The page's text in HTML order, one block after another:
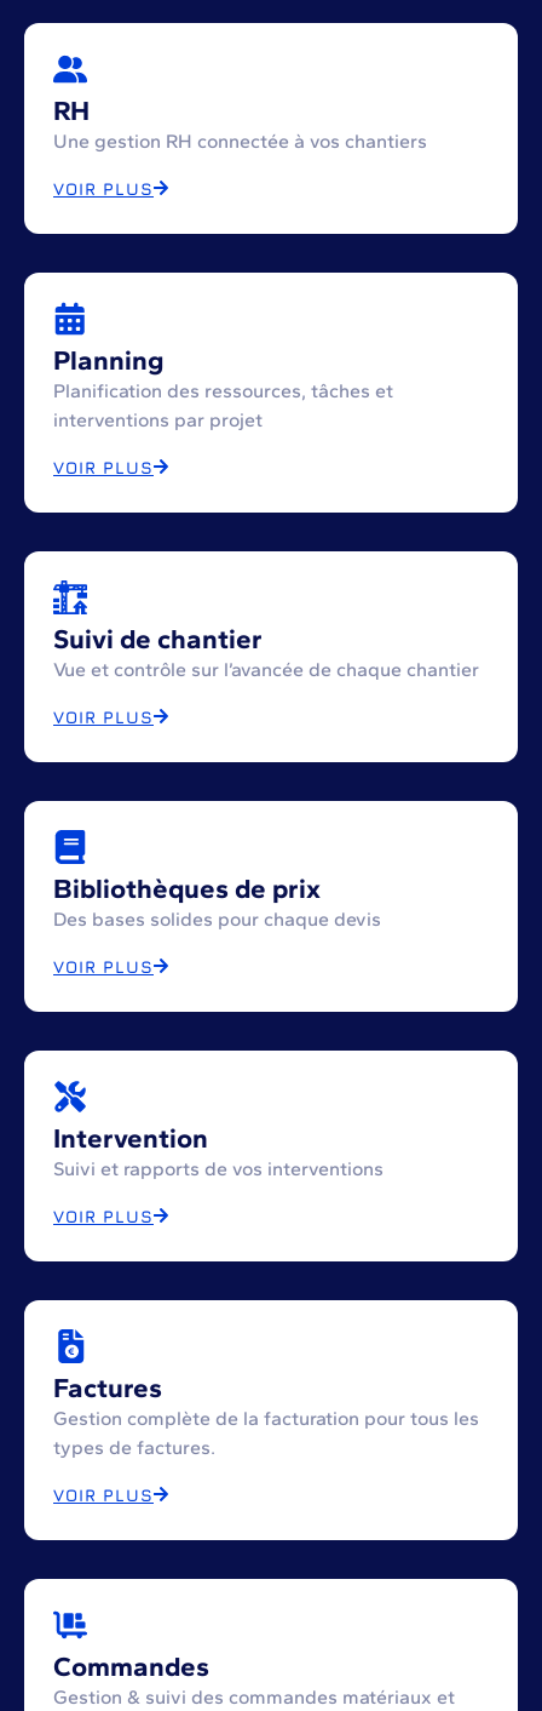
RH
Une gestion RH connectée à vos chantiers
VOIR PLUS
Planning
Planification des ressources, tâches et
interventions par projet
VOIR PLUS
Suivi de chantier
Vue et contrôle sur l’avancée de chaque chantier
VOIR PLUS
Bibliothèques de prix
Des bases solides pour chaque devis
VOIR PLUS
Intervention
Suivi et rapports de vos interventions
VOIR PLUS
Factures
Gestion complète de la facturation pour tous les
types de factures.
VOIR PLUS
Commandes
Gestion & suivi des commandes matériaux et